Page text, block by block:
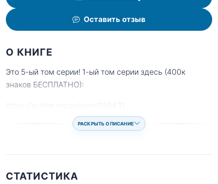
Оставить отзыв
О КНИГЕ
Это 5-ый том серии! 1-ый том серии здесь (400к
знаков БЕСПЛАТНО):
РАСКРЫТЬ ОПИСАНИЕ
СТАТИСТИКА